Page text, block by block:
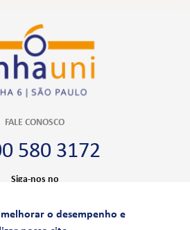
FALE CONOSCO
580 3172
Siga-nos no
o desempenho e